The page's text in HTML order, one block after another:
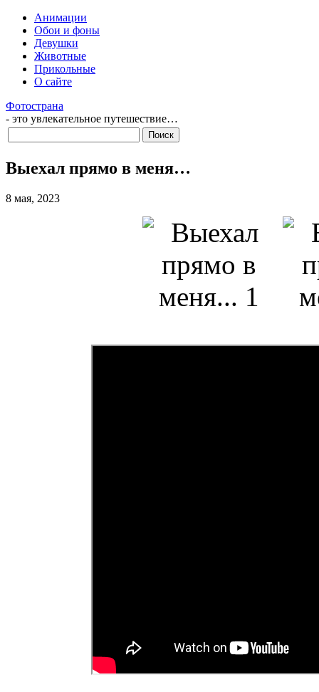
Анимации
Обои и фоны
Девушки
Животные
Прикольные
О сайте
Фотострана
- это увлекательное путешествие…
Выехал прямо в меня…
8 мая, 2023